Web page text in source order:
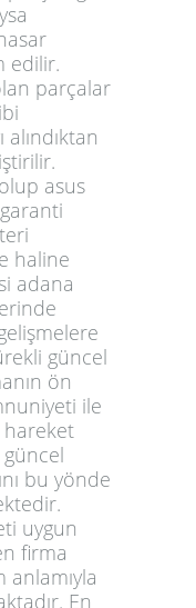
edilir.
parçalar
asus
haline
adana
güncel
ön
ile
hareket
güncel
bu yönde
uygun
firma
anlamıyla
En